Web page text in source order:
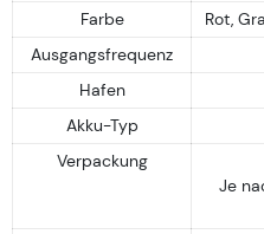
Farbe
Rot,
Ausgangsfrequenz
Hafen
Akku-Typ
Verpackung
Je